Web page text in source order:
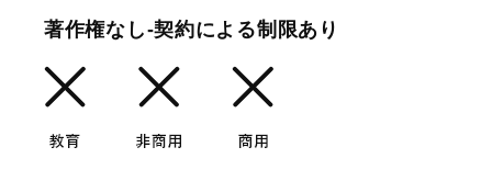
著作権なし-契約による制限あり